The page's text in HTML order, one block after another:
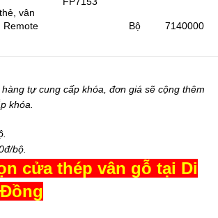
vân
Remote
Bộ 7140000
tự cung cấp khóa, đơn giá sẽ cộng thêm
khóa.
bộ.
cửa thép vân gỗ tại Di